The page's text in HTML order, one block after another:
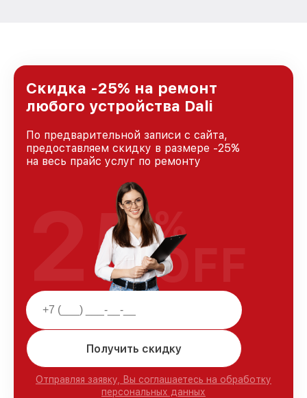
Скидка -25% на ремонт
любого устройства Dali
По предварительной записи с сайта,
предоставляем скидку в размере -25%
на весь прайс услуг по ремонту
Получить скидку
Отправляя заявку, Вы соглашаетесь на обработку
персональных данных
25%
OFF